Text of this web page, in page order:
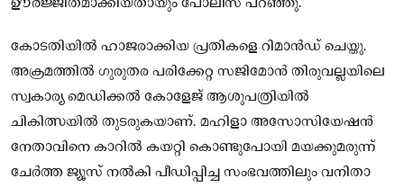
കോടതിയിൽ ഹാജരാക്കിയ പ്രതികളെ റിമാൻഡ് ചെയ്തു.
അക്രമത്തിൽ ഗുരുതര പരിക്കേറ്റ സജിമോൻ തിരുവല്ലയിലെ
സ്വകാര്യ മെഡിക്കൽ കോളേജ് ആശുപത്രിയിൽ
ചികിത്സയിൽ തുടരുകയാണ്. മഹിളാ അസോസിയേഷൻ
നേതാവിനെ കാറിൽ കയറ്റി കൊണ്ടുപോയി മയക്കുമരുന്ന്
ചേർത്ത ജ്യൂസ് നൽകി പീഡിപ്പിച്ച സംഭവത്തിലും വനിതാ